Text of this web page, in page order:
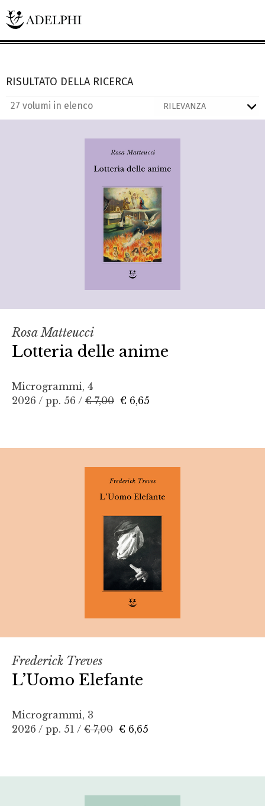
RISULTATO DELLA RICERCA
27 volumi in elenco
Rosa Matteucci
Lotteria delle anime
Microgrammi, 4
2026 / pp. 56 / € 7,00 € 6,65
Frederick Treves
L’Uomo Elefante
Microgrammi, 3
2026 / pp. 51 / € 7,00 € 6,65